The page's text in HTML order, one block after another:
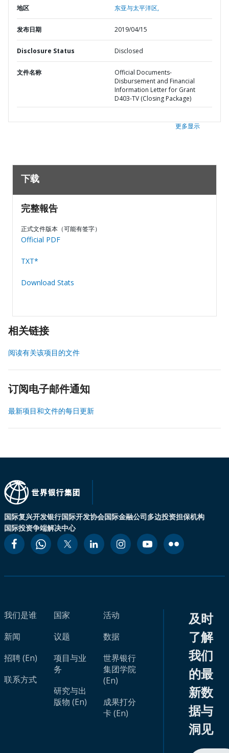
地区 东亚与太平洋区,
发布日期 2019/04/15
Disclosure Status Disclosed
文件名称
Official Documents-
Disbursement and Financial
Information Letter for Grant
D403-TV (Closing Package)
更多显示
下载
完整報告
正式文件版本（可能有签字）
Official PDF
TXT*
Download Stats
相关链接
阅读有关该项目的文件
订阅电子邮件通知
最新项目和文件的每日更新
国际复兴开发银行国际开发协会国际金融公司多边投资担保机构
国际投资争端解决中心
我们是谁
新闻
招聘 (En)
联系方式
国家
议题
项目与业
务
研究与出
版物 (En)
活动
数据
世界银行
集团学院
(En)
成果打分
卡 (En)
及时
了解
我们
的最
新数
据与
洞见